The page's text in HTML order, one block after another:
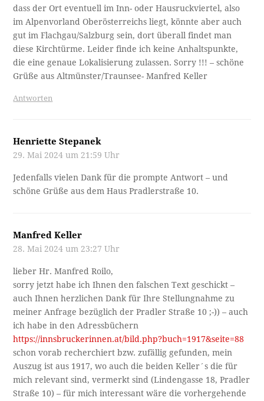
dass der Ort eventuell im Inn- oder Hausruckviertel, also
im Alpenvorland Oberösterreichs liegt, könnte aber auch
gut im Flachgau/Salzburg sein, dort überall findet man
diese Kirchtürme. Leider finde ich keine Anhaltspunkte,
die eine genaue Lokalisierung zulassen. Sorry !!! – schöne
Grüße aus Altmünster/Traunsee- Manfred Keller
Antworten
Henriette Stepanek
29. Mai 2024 um 21:59 Uhr
Jedenfalls vielen Dank für die prompte Antwort – und
schöne Grüße aus dem Haus Pradlerstraße 10.
Manfred Keller
28. Mai 2024 um 23:27 Uhr
lieber Hr. Manfred Roilo,
sorry jetzt habe ich Ihnen den falschen Text geschickt –
auch Ihnen herzlichen Dank für Ihre Stellungnahme zu
meiner Anfrage bezüglich der Pradler Straße 10 ;-)) – auch
ich habe in den Adressbüchern
https://innsbruckerinnen.at/bild.php?buch=1917&seite=88
schon vorab recherchiert bzw. zufällig gefunden, mein
Auszug ist aus 1917, wo auch die beiden Keller´s die für
mich relevant sind, vermerkt sind (Lindengasse 18, Pradler
Straße 10) – für mich interessant wäre die vorhergehende